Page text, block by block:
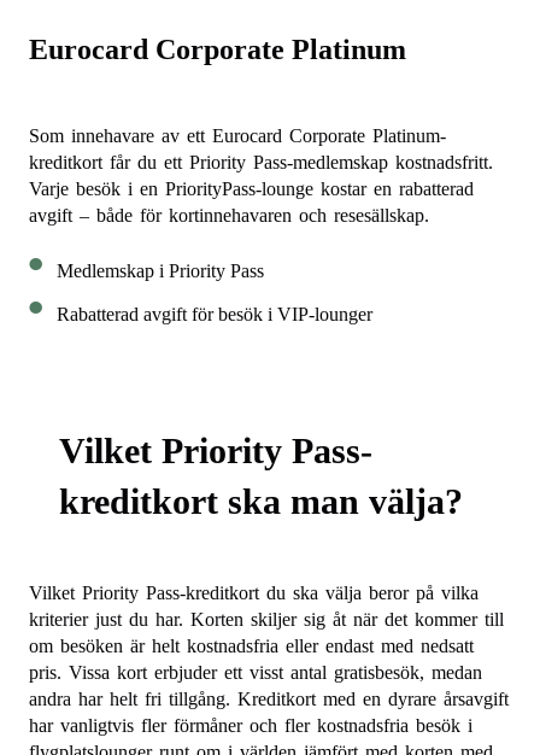
Eurocard Corporate Platinum
Som innehavare av ett Eurocard Corporate Platinum-
kreditkort får du ett Priority Pass-medlemskap kostnadsfritt.
Varje besök i en PriorityPass-lounge kostar en rabatterad
avgift – både för kortinnehavaren och resesällskap.
Medlemskap i Priority Pass
Rabatterad avgift för besök i VIP-lounger
Vilket Priority Pass-
kreditkort ska man välja?
Vilket Priority Pass-kreditkort du ska välja beror på vilka
kriterier just du har. Korten skiljer sig åt när det kommer till
om besöken är helt kostnadsfria eller endast med nedsatt
pris. Vissa kort erbjuder ett visst antal gratisbesök, medan
andra har helt fri tillgång. Kreditkort med en dyrare årsavgift
har vanligtvis fler förmåner och fler kostnadsfria besök i